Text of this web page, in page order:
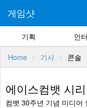
게임샷
기획 인
Home 기사 콘솔
에이스컴뱃 시
컴뱃 30주년 기념 미디어